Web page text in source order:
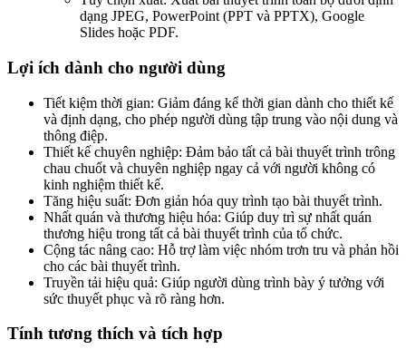
dạng JPEG, PowerPoint (PPT và PPTX), Google
Slides hoặc PDF.
Lợi ích dành cho người dùng
Tiết kiệm thời gian: Giảm đáng kể thời gian dành cho thiết kế
và định dạng, cho phép người dùng tập trung vào nội dung và
thông điệp.
Thiết kế chuyên nghiệp: Đảm bảo tất cả bài thuyết trình trông
chau chuốt và chuyên nghiệp ngay cả với người không có
kinh nghiệm thiết kế.
Tăng hiệu suất: Đơn giản hóa quy trình tạo bài thuyết trình.
Nhất quán và thương hiệu hóa: Giúp duy trì sự nhất quán
thương hiệu trong tất cả bài thuyết trình của tổ chức.
Cộng tác nâng cao: Hỗ trợ làm việc nhóm trơn tru và phản hồi
cho các bài thuyết trình.
Truyền tải hiệu quả: Giúp người dùng trình bày ý tưởng với
sức thuyết phục và rõ ràng hơn.
Tính tương thích và tích hợp